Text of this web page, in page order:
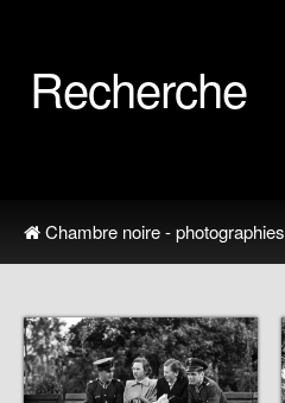
Recherche
Chambre noire - photographies